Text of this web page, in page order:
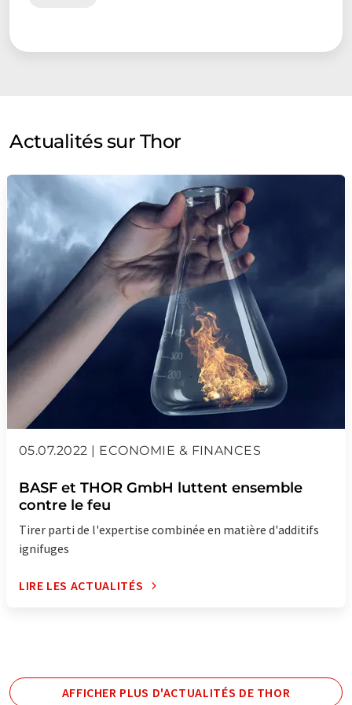
Actualités sur Thor
05.07.2022 | ECONOMIE & FINANCES
BASF et THOR GmbH luttent ensemble
contre le feu
Tirer parti de l'expertise combinée en matière d'additifs
ignifuges
LIRE LES ACTUALITÉS
AFFICHER PLUS D'ACTUALITÉS DE THOR